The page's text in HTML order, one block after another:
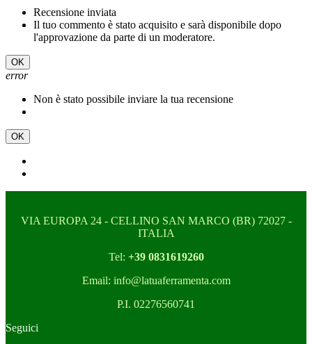
Recensione inviata
Il tuo commento è stato acquisito e sarà disponibile dopo
l'approvazione da parte di un moderatore.
OK
error
Non è stato possibile inviare la tua recensione
OK
VIA EUROPA 24 - CELLINO SAN MARCO (BR) 72027 -
ITALIA
Tel: +39 0831619260
Email: info@latuaferramenta.com
P.I. 02276560741
Seguici